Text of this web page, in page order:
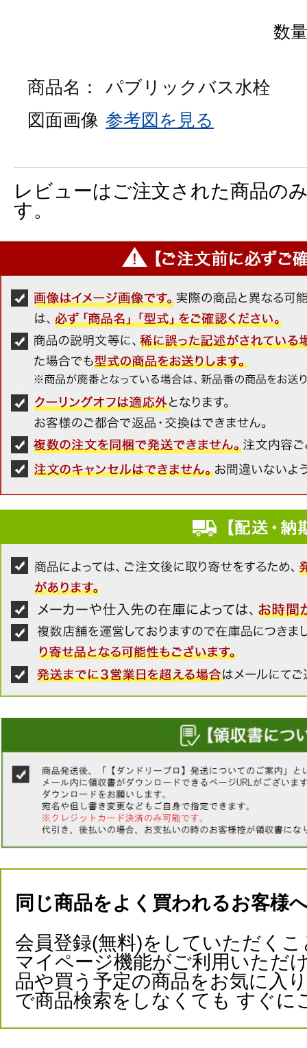
数量
商品名：
パブリックバス水栓
図面画像 参考図を見る
レビューはご注文された商品の
す。
同じ商品をよく買われるお客様
会員登録(無料)をしていただくこ
マイページ機能がご利用いただ
品や買う予定の商品をお気に入
で商品検索をしなくても すぐに